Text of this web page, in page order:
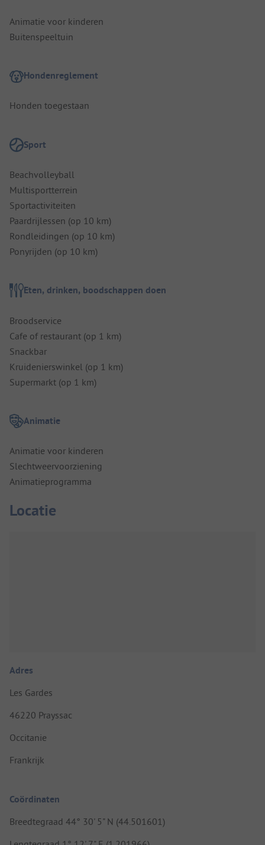
Animatie voor kinderen
Buitenspeeltuin
Hondenreglement
Honden toegestaan
Sport
Beachvolleyball
Multisportterrein
Sportactiviteiten
Paardrijlessen (op 10 km)
Rondleidingen (op 10 km)
Ponyrijden (op 10 km)
Eten, drinken, boodschappen doen
Broodservice
Cafe of restaurant (op 1 km)
Snackbar
Kruidenierswinkel (op 1 km)
Supermarkt (op 1 km)
Animatie
Animatie voor kinderen
Slechtweervoorziening
Animatieprogramma
Locatie
Adres
Les Gardes
46220 Prayssac
Occitanie
Frankrijk
Coördinaten
Breedtegraad 44° 30' 5" N (44.501601)